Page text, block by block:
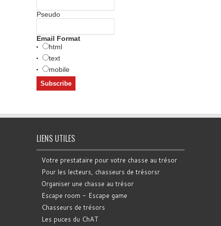
Pseudo
Email Format
html
text
mobile
LIENS UTILES
Votre prestataire pour votre chasse au trésor
Pour les lecteurs, chasseurs de trésorsr
Organiser une chasse au trésor
Escape room - Escape game
Chasseurs de trésors
Les puces du ChAT